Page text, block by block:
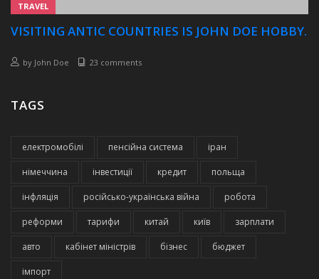
TRAVEL
VISITING ANTIC COUNTRIES IS JOHN DOE HOBBY.
by John Doe 23 comments
TAGS
електромобілі пенсійна система іран
німеччина інвестиції кредит польща
інфляція російсько-українська війна робота
реформи тарифи китай київ зарплати
авто кабінет міністрів бізнес бюджет
імпорт